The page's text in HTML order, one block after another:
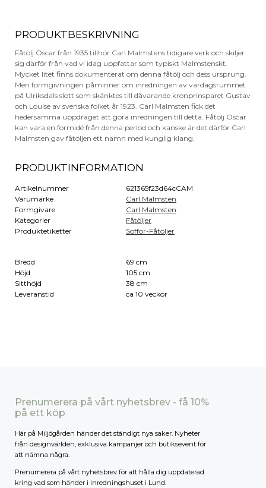
PRODUKTBESKRIVNING
Fåtölj Oscar från 1935 tillhör Carl Malmstens tidigare verk och skiljer
sig därför från vad vi idag uppfattar som typiskt Malmstenskt.
Mycket litet finns dokumenterat om denna fåtölj och dess ursprung.
Men formgivningen påminner om inredningen av vardagsrummet
på Ulriksdals slott som skänktes till dåvarande kronprinsparet Gustav
och Louise av svenska folket år 1923. Carl Malmsten fick det
hedersamma uppdraget att göra inredningen till detta. Fåtölj Oscar
kan vara en formidé från denna period och kanske är det därför Carl
Malmsten gav fåtöljen ett namn med kunglig klang.
PRODUKTINFORMATION
Artikelnummer
621365f23d64cCAM
Varumärke
Carl Malmsten
Formgivare
Carl Malmsten
Kategorier
Fåtöljer
Produktetiketter
Soffor-Fåtöljer
Bredd
69 cm
Höjd
105 cm
Sitthöjd
38 cm
Leveranstid
ca 10 veckor
Prenumerera på vårt nyhetsbrev - få 10%
på ett köp
Här på Miljögården händer det ständigt nya saker. Nyheter
från designvärlden, exklusiva kampanjer och butiksevent för
att nämna några.
Prenumerera på vårt nyhetsbrev för att hålla dig uppdaterad
kring vad som händer i inredningshuset i Lund.